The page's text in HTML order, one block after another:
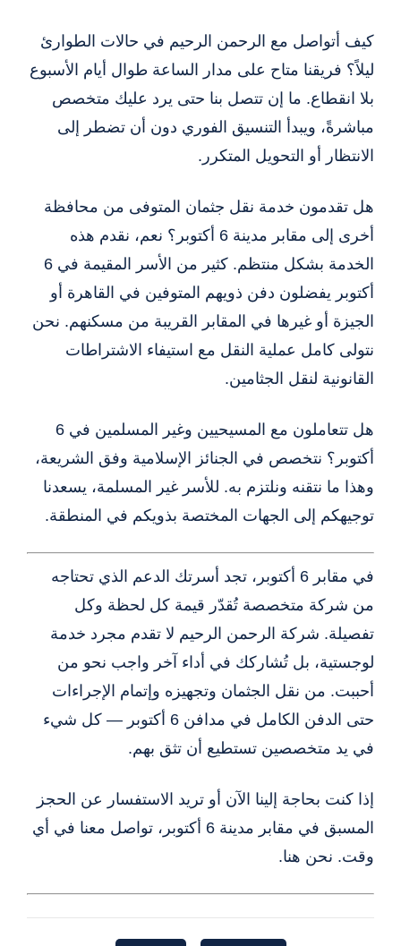
كيف أتواصل مع الرحمن الرحيم في حالات الطوارئ
ليلاً؟ فريقنا متاح على مدار الساعة طوال أيام الأسبوع
بلا انقطاع. ما إن تتصل بنا حتى يرد عليك متخصص
مباشرةً، ويبدأ التنسيق الفوري دون أن تضطر إلى
الانتظار أو التحويل المتكرر.
هل تقدمون خدمة نقل جثمان المتوفى من محافظة
أخرى إلى مقابر مدينة 6 أكتوبر؟ نعم، نقدم هذه
الخدمة بشكل منتظم. كثير من الأسر المقيمة في 6
أكتوبر يفضلون دفن ذويهم المتوفين في القاهرة أو
الجيزة أو غيرها في المقابر القريبة من مسكنهم. نحن
نتولى كامل عملية النقل مع استيفاء الاشتراطات
القانونية لنقل الجثامين.
هل تتعاملون مع المسيحيين وغير المسلمين في 6
أكتوبر؟ نتخصص في الجنائز الإسلامية وفق الشريعة،
وهذا ما نتقنه ونلتزم به. للأسر غير المسلمة، يسعدنا
توجيهكم إلى الجهات المختصة بذويكم في المنطقة.
في مقابر 6 أكتوبر، تجد أسرتك الدعم الذي تحتاجه
من شركة متخصصة تُقدّر قيمة كل لحظة وكل
تفصيلة. شركة الرحمن الرحيم لا تقدم مجرد خدمة
لوجستية، بل تُشاركك في أداء آخر واجب نحو من
أحببت. من نقل الجثمان وتجهيزه وإتمام الإجراءات
حتى الدفن الكامل في مدافن 6 أكتوبر — كل شيء
في يد متخصصين تستطيع أن تثق بهم.
إذا كنت بحاجة إلينا الآن أو تريد الاستفسار عن الحجز
المسبق في مقابر مدينة 6 أكتوبر، تواصل معنا في أي
وقت. نحن هنا.